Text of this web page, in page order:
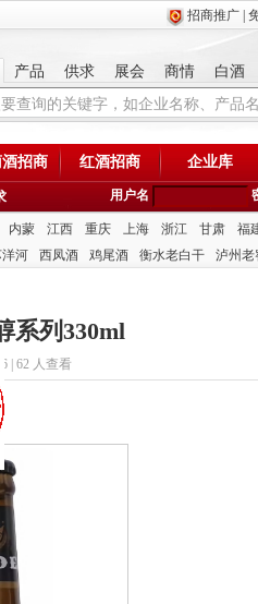
招商推广
产品 供求 展会 商情 白酒
招商 红酒招商 企业库
用户名
内蒙 江西 重庆 上海 浙江 甘肃 福
河 西凤酒 鸡尾酒 衡水老白干 泸州老
系列330ml
| 62 人查看